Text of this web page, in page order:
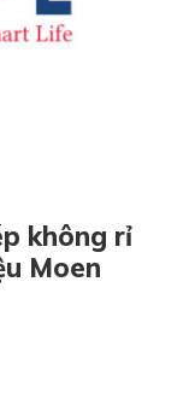
không rỉ
Moen